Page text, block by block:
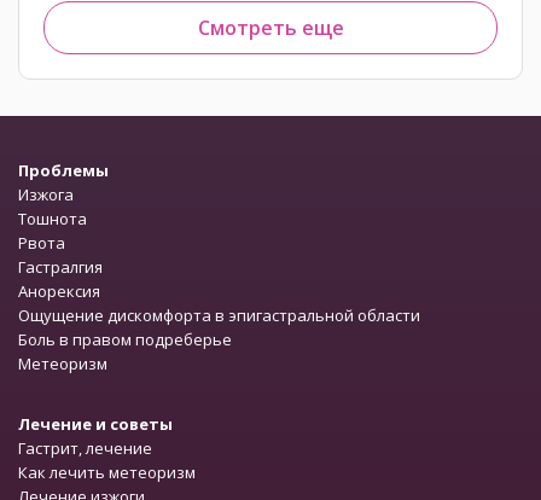
Смотреть еще
Проблемы
Изжога
Тошнота
Рвота
Гастралгия
Анорексия
Ощущение дискомфорта в эпигастральной области
Боль в правом подреберье
Метеоризм
Лечение и советы
Гастрит, лечение
Как лечить метеоризм